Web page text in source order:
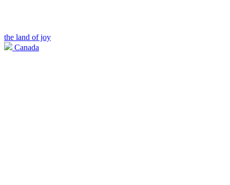
the land of joy
Canada